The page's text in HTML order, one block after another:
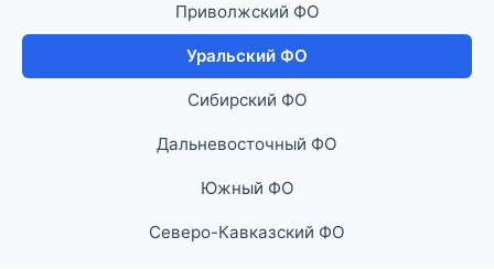
Приволжский ФО
Уральский ФО
Сибирский ФО
Дальневосточный ФО
Южный ФО
Северо-Кавказский ФО